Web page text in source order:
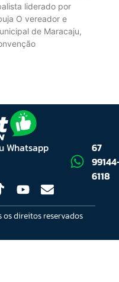
liderado por
O vereador e
de Maracaju,
Whatsapp
67
6118
os direitos reservados